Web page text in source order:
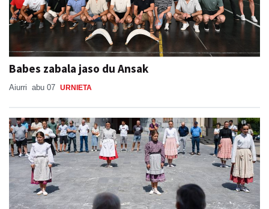
Babes zabala jaso du Ansak
Aiurri abu 07 URNIETA